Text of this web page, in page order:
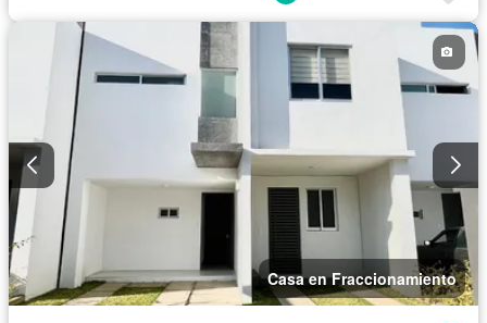
Casa en Fraccionamiento